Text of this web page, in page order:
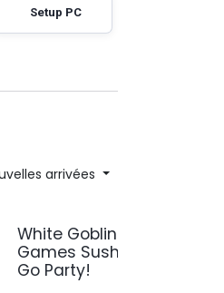
Setup PC
arrivées
White Goblin
Games Sushi
Go Party!